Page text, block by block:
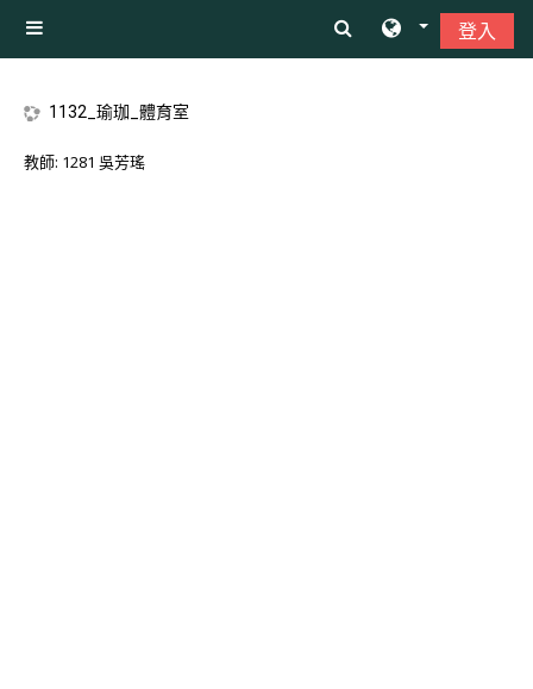
側板
登入
1132_瑜珈_體育室
教師: 1281 吳芳瑤